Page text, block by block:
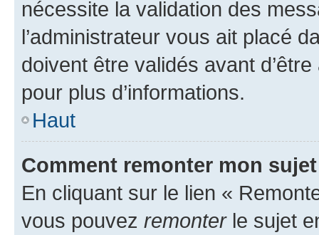
nécessite la validation des
l’administrateur vous ait placé
doivent être validés avant
pour plus d’informations.
Haut
Comment remonter mon
En cliquant sur le lien «
vous pouvez remonterle sujet